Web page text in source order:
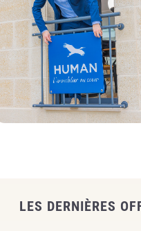
LES DERNIÈRES